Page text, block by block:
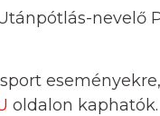
oldalon kaphatók.